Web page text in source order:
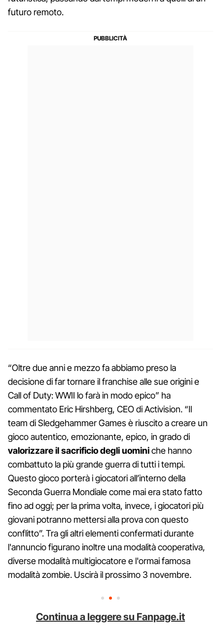
futuro remoto.
“Oltre due anni e mezzo fa abbiamo preso la
decisione di far tornare il franchise alle sue origini e
Call of Duty: WWII lo farà in modo epico” ha
commentato Eric Hirshberg, CEO di Activision. “Il
team di Sledgehammer Games è riuscito a creare un
gioco autentico, emozionante, epico, in grado di
valorizzare il sacrificio degli uominiche hanno
combattuto la più grande guerra di tutti i tempi.
Questo gioco porterà i giocatori all’interno della
Seconda Guerra Mondiale come mai era stato fatto
fino ad oggi; per la prima volta, invece, i giocatori più
giovani potranno mettersi alla prova con questo
conflitto”. Tra gli altri elementi confermati durante
l'annuncio figurano inoltre una modalità cooperativa,
diverse modalità multigiocatore e l'ormai famosa
modalità zombie. Uscirà il prossimo 3 novembre.
Continua a leggere su Fanpage.it